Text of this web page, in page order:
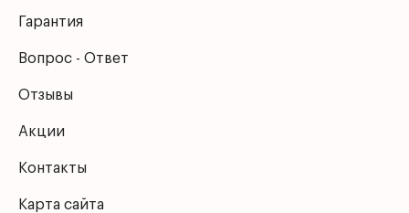
Гарантия
Вопрос - Ответ
Отзывы
Акции
Контакты
Карта сайта